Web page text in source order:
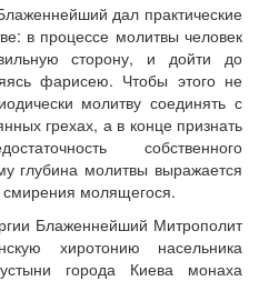
дал практические
в процессе молитвы человек
сторону, и дойти до
фарисею. Чтобы этого не
молитву соединять с
грехах, а в конце признать
собственного
глубина молитвы выражается
смирения молящегося.
Блаженнейший Митрополит
хиротонию насельника
города Киева монаха